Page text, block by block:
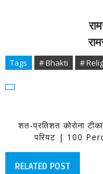
Tags # Bhakti #
शत-प्रतिशत कोरोना
परियट | 100
RELATED POST